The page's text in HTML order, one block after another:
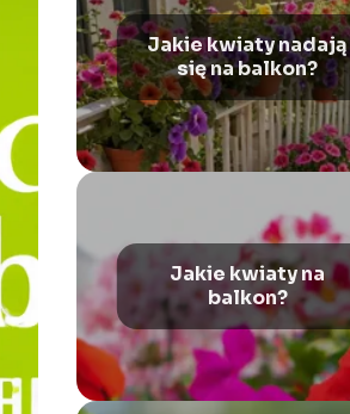
Jakie kwiaty nadają
się na balkon?
Jakie kwiaty na
balkon?